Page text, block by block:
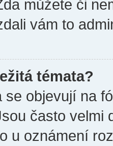
můžete či
vám to
témata?
se objevují na
často velmi
u oznámení